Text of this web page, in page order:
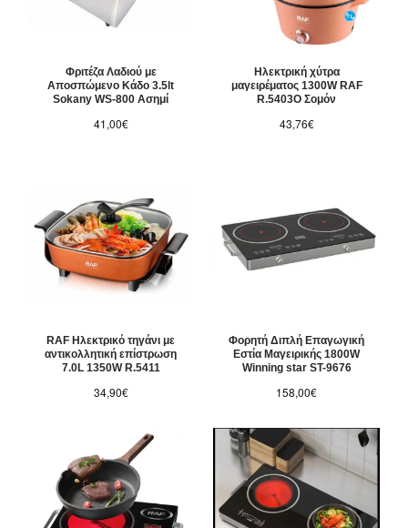
Φριτέζα Λαδιού με
Αποσπώμενο Κάδο 3.5lt
Sokany WS-800 Ασημί
41,00€
Ηλεκτρική χύτρα
μαγειρέματος 1300W RAF
R.5403O Σομόν
43,76€
RAF Ηλεκτρικό τηγάνι με
αντικολλητική επίστρωση
7.0L 1350W R.5411
34,90€
Φορητή Διπλή Επαγωγική
Εστία Μαγειρικής 1800W
Winning star ST-9676
158,00€